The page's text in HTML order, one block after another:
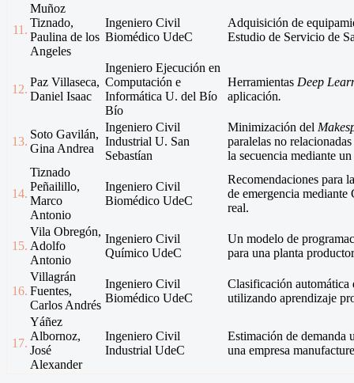
11.
Muñoz
Tiznado,
Paulina de los
Angeles
Ingeniero Civil
Biomédico UdeC
Adquisición de
Estudio de Servicio de
12.
Paz Villaseca,
Daniel Isaac
Ingeniero Ejecución en
Computación e
Informática U. del Bío
Bío
Herramientas Deep
aplicación.
13.
Soto Gavilán,
Gina Andrea
Ingeniero Civil
Industrial U. San
Sebastían
Minimización del
paralelas no
la secuencia mediante
14.
Tiznado
Peñailillo,
Marco
Antonio
Ingeniero Civil
Biomédico UdeC
Recomendaciones para
de emergencia
real.
15.
Vila Obregón,
Adolfo
Antonio
Ingeniero Civil
Químico UdeC
Un modelo de
para una planta
16.
Villagrán
Fuentes,
Carlos Andrés
Ingeniero Civil
Biomédico UdeC
Clasificación automática
utilizando aprendizaje
17.
Yáñez
Albornoz,
José
Alexander
Ingeniero Civil
Industrial UdeC
Estimación de demanda
una empresa